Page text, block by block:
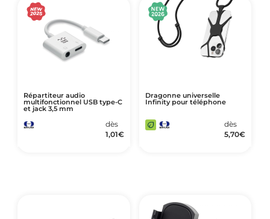
Répartiteur audio
multifonctionnel USB type-C
et jack 3,5 mm
dès
1,01€
Dragonne universelle
Infinity pour téléphone
dès
5,70€